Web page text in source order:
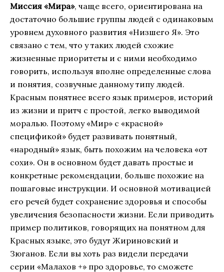
Миссия «Мира», чаще всего, ориентирована на
достаточно большие группы людей с одинаковым
уровнем духовного развития «Низшего Я». Это
связано с тем, что у таких людей схожие
жизненные приоритеты и с ними необходимо
говорить, используя вполне определенные слова
и понятия, созвучные данному типу людей.
Красным понятнее всего язык примеров, историй
из жизни и притч с простой, легко выводимой
моралью. Поэтому «Мир» с «красной»
спецификой» будет развивать понятный,
«народный» язык, быть похожим на человека «от
сохи». Он в основном будет давать простые и
конкретные рекомендации, больше похожие на
пошаговые инструкции. И основной мотивацией
его речей будет сохранение здоровья и способы
увеличения безопасности жизни. Если приводить
пример политиков, говорящих на понятном для
Красных языке, это будут Жириновский и
Зюганов. Если вы хоть раз видели передачи
серии «Малахов +» про здоровье, то сможете